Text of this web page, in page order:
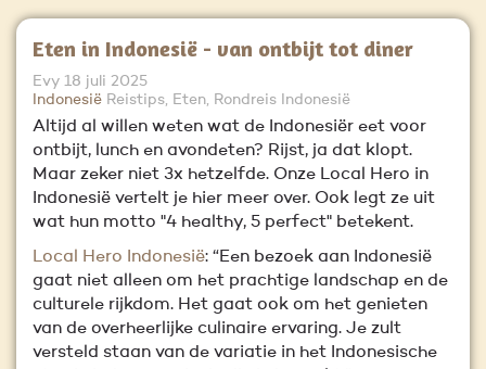
Eten in Indonesië - van ontbijt tot diner
Evy 18 juli 2025
Indonesië Reistips, Eten, Rondreis Indonesië
Altijd al willen weten wat de Indonesiër eet voor
ontbijt, lunch en avondeten? Rijst, ja dat klopt.
Maar zeker niet 3x hetzelfde. Onze Local Hero in
Indonesië vertelt je hier meer over. Ook legt ze uit
wat hun motto "4 healthy, 5 perfect" betekent.
Local Hero Indonesië: “Een bezoek aan Indonesië
gaat niet alleen om het prachtige landschap en de
culturele rijkdom. Het gaat ook om het genieten
van de overheerlijke culinaire ervaring. Je zult
versteld staan van de variatie in het Indonesische